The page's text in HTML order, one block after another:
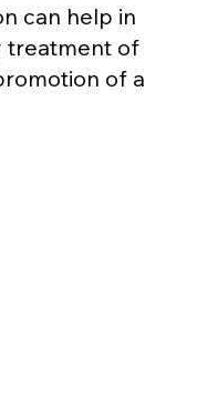
can help in
treatment of
of a